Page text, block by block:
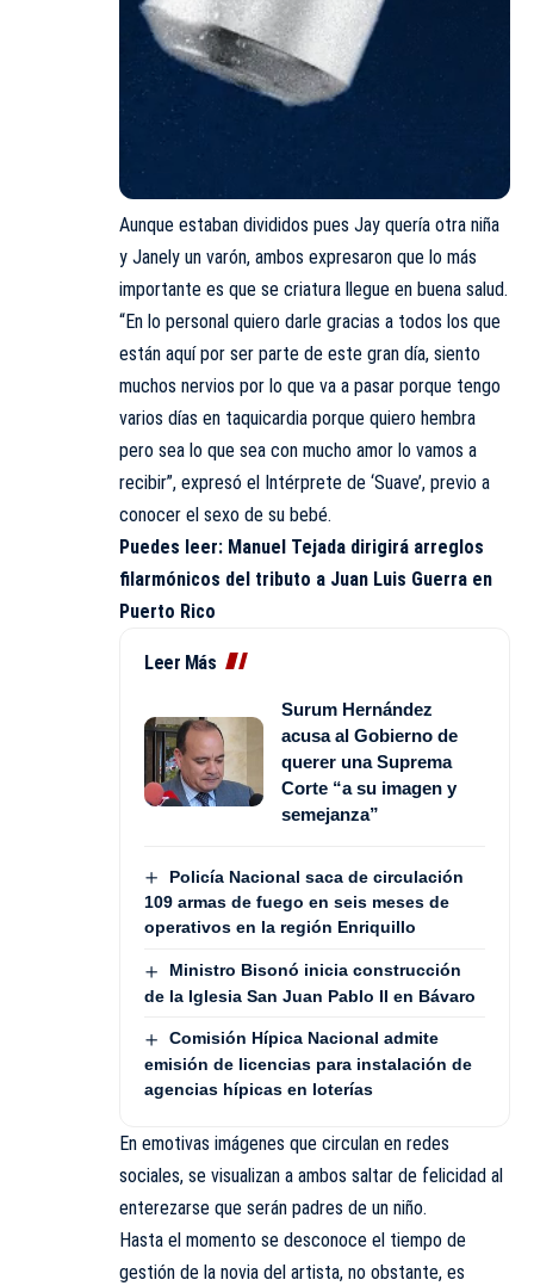
Aunque estaban divididos pues Jay quería otra niña
y Janely un varón, ambos expresaron que lo más
importante es que se criatura llegue en buena salud.
“En lo personal quiero darle gracias a todos los que
están aquí por ser parte de este gran día, siento
muchos nervios por lo que va a pasar porque tengo
varios días en taquicardia porque quiero hembra
pero sea lo que sea con mucho amor lo vamos a
recibir”, expresó el Intérprete de ‘Suave’, previo a
conocer el sexo de su bebé.
Puedes leer: Manuel Tejada dirigirá arreglos
filarmónicos del tributo a Juan Luis Guerra en
Puerto Rico
Leer Más
Surum Hernández
acusa al Gobierno de
querer una Suprema
Corte “a su imagen y
semejanza”
Policía Nacional saca de circulación
109 armas de fuego en seis meses de
operativos en la región Enriquillo
Ministro Bisonó inicia construcción
de la Iglesia San Juan Pablo II en Bávaro
Comisión Hípica Nacional admite
emisión de licencias para instalación de
agencias hípicas en loterías
En emotivas imágenes que circulan en redes
sociales, se visualizan a ambos saltar de felicidad al
enterezarse que serán padres de un niño.
Hasta el momento se desconoce el tiempo de
gestión de la novia del artista, no obstante, es